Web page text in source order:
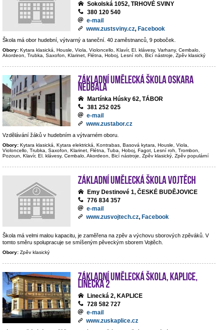
Sokolská 1052, TRHOVÉ SVINY
380 120 540
e-mail
www.zustsviny.cz, Facebook
Škola má obor hudební, výtvarný a taneční. 40 zaměstnanců, 9 poboček.
Obory: Kytara klasická, Housle, Viola, Violoncello, Klavír, El. klávesy, Varhany, Cembalo,
Akordeon, Trubka, Saxofon, Klarinet, Flétna, Hoboj, Lesní roh, Bicí nástroje, Zpěv klasický
Základní umělecká škola Oskara
Nedbala
Martínka Húsky 62, TÁBOR
381 252 025
e-mail
www.zustabor.cz
Vzdělávání žáků v hudebním a výtvarném oboru.
Obory: Kytara klasická, Kytara elektrická, Kontrabas, Basová kytara, Housle, Viola,
Violoncello, Trubka, Saxofon, Klarinet, Flétna, Tuba, Hoboj, Fagot, Lesní roh, Trombon,
Pozoun, Klavír, El. klávesy, Cembalo, Akordeon, Bicí nástroje, Zpěv klasický, Zpěv populární
Základní umělecká škola Vojtěch
Emy Destinové 1, ČESKÉ BUDĚJOVICE
776 834 357
e-mail
www.zusvojtech.cz, Facebook
Škola má velmi malou kapacitu, je zaměřena na zpěv a výchovu sborových zpěváků. V
tomto směru spolupracuje se smíšeným pěveckým sborem Vojtěch.
Obory: Zpěv klasický
Základní umělecká škola, Kaplice,
Linecká 2
Linecká 2, KAPLICE
728 582 727
e-mail
www.zuskaplice.cz